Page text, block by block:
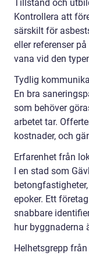
Tillstånd och
Kontrollera att
särskilt för
eller referenser
vana vid den
Tydlig
En bra
som behöver
arbetet tar.
kostnader, och
Erfarenhet från
I en stad som
epoker. Ett
snabbare
hur byggnaderna
Helhetsgrepp